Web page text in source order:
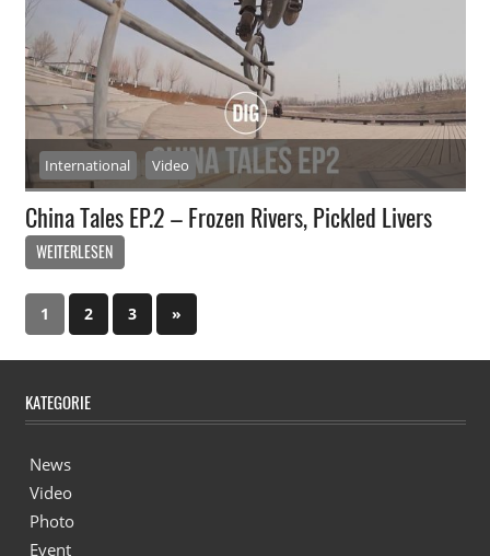
International Video
China Tales EP.2 – Frozen Rivers, Pickled Livers
WEITERLESEN
Beitragsnavigation
1 2 3
Nächste
Beiträge
»
KATEGORIE
News
Video
Photo
Event